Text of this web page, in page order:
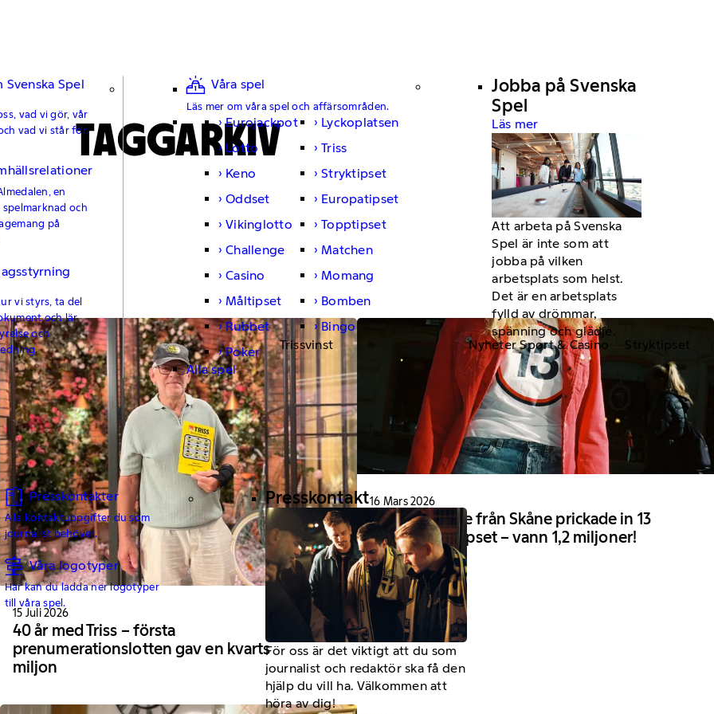
Svenska Spel
vad vi gör, vår
vad vi står för.
en
och
på
vi styrs, ta del
och lär
och
Våra spel
Läs mer om våra spel och affärsområden.
Eurojackpot
Lyckoplatsen
Lotto
Triss
Keno
Stryktipset
Oddset
Europatipset
Vikinglotto
Topptipset
Challenge
Matchen
Casino
Momang
Måltipset
Bomben
Rubbet
Bingo
Poker
Alla spel
Jobba på Svenska
Spel
Läs mer
Att arbeta på Svenska
Spel är inte som att
jobba på vilken
arbetsplats som helst.
Det är en arbetsplats
fylld av drömmar,
spänning och glädje.
Presskontakter
Alla kontaktuppgifter du som
journalist behöver.
Våra logotyper
Här kan du ladda ner logotyper
till våra spel.
Presskontakt
För oss är det viktigt att du som
journalist och redaktör ska få den
hjälp du vill ha. Välkommen att
höra av dig!
TAGGARKIV
Trissvinst
15 Juli 2026
40 år med Triss – första
prenumerationslotten gav en kvarts
miljon
Nyheter Sport & Casino Stryktipset
16 Mars 2026
Ann-Charlotte från Skåne prickade in 13
rätt på Stryktipset – vann 1,2 miljoner!